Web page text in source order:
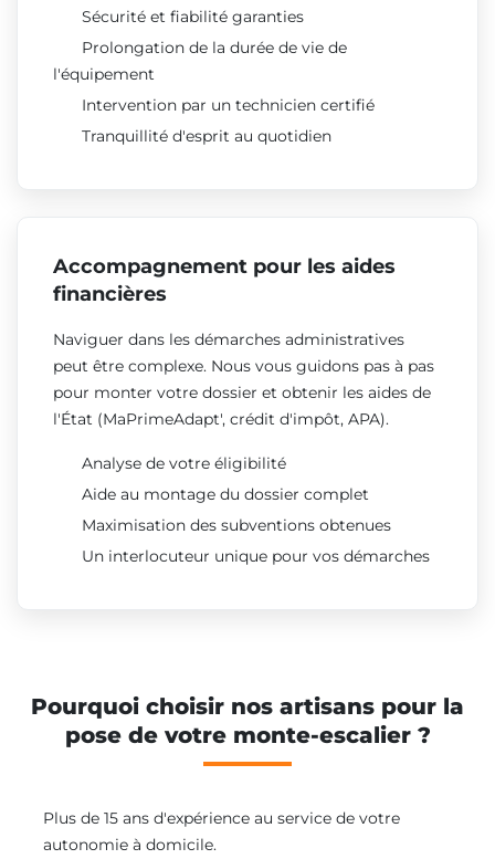
Sécurité et fiabilité garanties
Prolongation de la durée de vie de
l'équipement
Intervention par un technicien certifié
Tranquillité d'esprit au quotidien
Accompagnement pour les aides
financières
Naviguer dans les démarches administratives
peut être complexe. Nous vous guidons pas à pas
pour monter votre dossier et obtenir les aides de
l'État (MaPrimeAdapt', crédit d'impôt, APA).
Analyse de votre éligibilité
Aide au montage du dossier complet
Maximisation des subventions obtenues
Un interlocuteur unique pour vos démarches
Pourquoi choisir nos artisans pour la
pose de votre monte-escalier ?
Plus de 15 ans d'expérience au service de votre
autonomie à domicile.